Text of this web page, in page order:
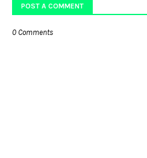
POST A COMMENT
0 Comments